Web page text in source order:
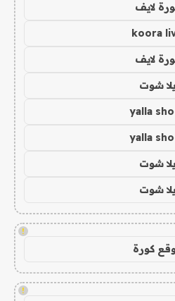
لايف
koora
لايف
يلا شوت
yalla
yalla
يلا شوت
يلا شوت
!
كورة
!